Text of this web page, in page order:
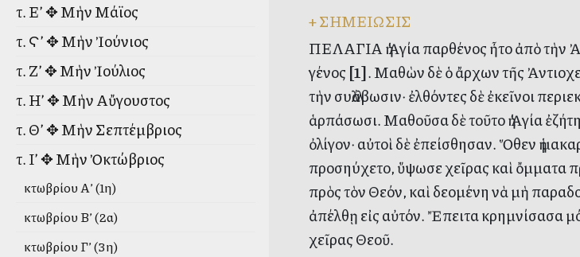
τ. Ε’ ✥ Μὴν Μάϊος
τ. Ϛ’ ✥ Μὴν Ἰούνιος
τ. Ζ’ ✥ Μὴν Ἰούλιος
τ. Η’ ✥ Μὴν Αὔγουστος
τ. Θ’ ✥ Μὴν Σεπτέμβριος
τ. Ι’ ✥ Μὴν Ὀκτώβριος
Ὀκτωβρίου Α’ (1η)
Ὀκτωβρίου Β’ (2α)
Ὀκτωβρίου Γ’ (3η)
+ΣΗΜΕΙΩΣΙΣ
ΠΕΛΑΓΙΑ ἡ Ἁγία παρθένος ἦτο ἀπὸ τὴν
γένος [1]. Μαθὼν δὲ ὁ ἄρχων τῆς
τὴν συλλάβωσιν· ἐλθόντες δὲ ἐκεῖνοι
ἁρπάσωσι. Μαθοῦσα δὲ τοῦτο ἡ Ἁγία
ὀλίγον· αὐτοὶ δὲ ἐπείσθησαν. Ὅθεν ἡ
προσηύχετο, ὕψωσε χεῖρας καὶ ὄμματα
πρὸς τὸν Θεόν, καὶ δεομένη νὰ μὴ
ἀπέλθῃ εἰς αὐτόν. Ἔπειτα κρημνίσασα
χεῖρας Θεοῦ.